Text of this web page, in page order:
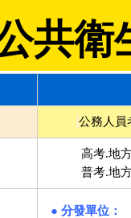
共衛
公務人員
高考.地
普考.地
● 分發單位：